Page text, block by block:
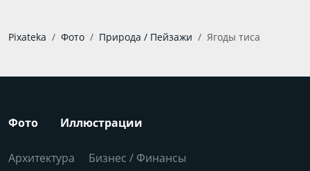
Pixateka Фото Природа / Пейзажи Ягоды тиса
Фото Иллюстрации
Архитектура
Бизнес / Финансы